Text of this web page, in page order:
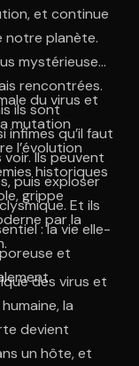
et continue
notre planète.
mystérieuses
rencontrées.
ils sont
infimes qu’il faut
Ils peuvent
puis exploser
Et ils
: la vie elle-
et
du virus et
mutation
l’évolution
historiques
grippe
par la
des virus et
la
devient
un hôte, et